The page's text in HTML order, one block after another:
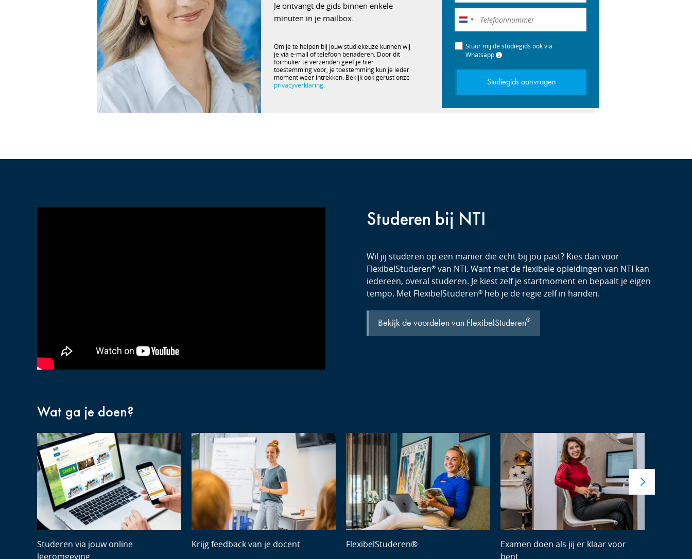
Je ontvangt de gids binnen enkele
minuten in je mailbox.
Om je te helpen bij jouw studiekeuze kunnen wij
je via e-mail of telefoon benaderen. Door dit
formulier te verzenden geef je hier
toestemming voor, je toestemming kun je ieder
moment weer intrekken. Bekijk ook gerust onze
privacyverklaring.
Nederland
+31
Stuur mij de studiegids ook via
Whatsapp
Studiegids aanvragen
Studeren bij NTI
Wil jij studeren op een manier die echt bij jou past? Kies dan voor
FlexibelStuderen® van NTI. Want met de flexibele opleidingen van NTI kan
iedereen, overal studeren. Je kiest zelf je startmoment en bepaalt je eigen
tempo. Met FlexibelStuderen® heb je de regie zelf in handen.
Bekijk de voordelen van FlexibelStuderen®
Wat ga je doen?
Studeren via jouw online
leeromgeving
Krijg feedback van je docent FlexibelStuderen®
Examen doen als jij er klaar voor
bent
Next